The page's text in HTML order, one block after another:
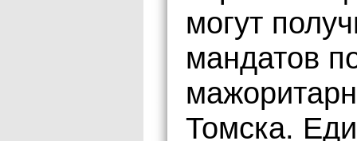
могут
мандатов
Томска.